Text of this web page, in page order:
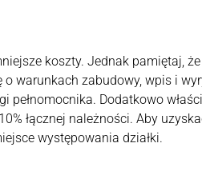
koszty. Jednak pamiętaj, że
warunkach zabudowy, wpis i
pełnomocnika. Dodatkowo
łącznej należności. Aby
występowania działki.